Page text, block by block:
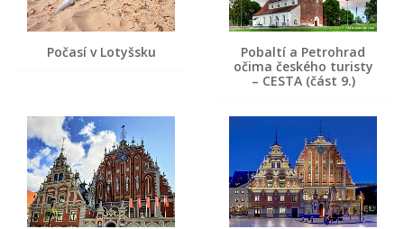
Počasí v Lotyšsku
Pobaltí a Petrohrad
očima českého turisty
– CESTA (část 9.)